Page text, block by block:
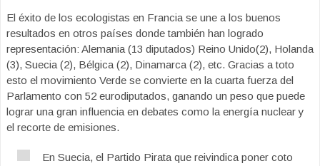
El éxito de los ecologistas en Francia se une a los buenos
resultados en otros países donde también han logrado
representación: Alemania (13 diputados) Reino Unido(2), Holanda
(3), Suecia (2), Bélgica (2), Dinamarca (2), etc. Gracias a toto
esto el movimiento Verde se convierte en la cuarta fuerza del
Parlamento con 52 eurodiputados, ganando un peso que puede
lograr una gran influencia en debates como la energía nuclear y
el recorte de emisiones.
En Suecia, el Partido Pirata que reivindica poner coto